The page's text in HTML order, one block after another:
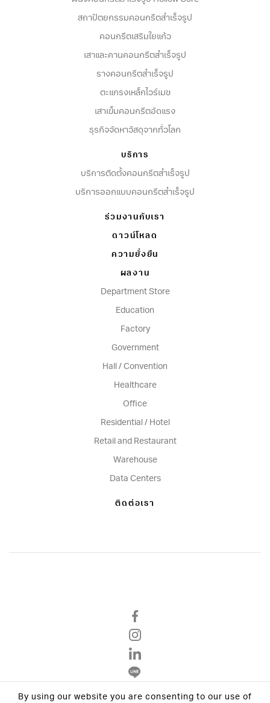
สถาปัตยกรรมคอนกรีตสําเร็จรูป
คอนกรีตเสริมใยแก้ว
เสาและคานคอนกรีตสำเร็จรูป
รางคอนกรีตสำเร็จรูป
ตะแกรงเหล็กไวร์เมช
เสาเข็มคอนกรีตอัดแรง
ธุรกิจจัดหาวัสดุจากทั่วโลก
บริการ
บริการติดตั้งคอนกรีตสำเร็จรูป
บริการออกแบบคอนกรีตสำเร็จรูป
ร่วมงานกับเรา
ดาวน์โหลด
ความยั่งยืน
ผลงาน
Department Store
Education
Factory
Government
Hall / Convention
Healthcare
Office
Residential / Hotel
Retail and Restaurant
Warehouse
Data Centers
ติดต่อเรา
By using our website you are consenting to our use of